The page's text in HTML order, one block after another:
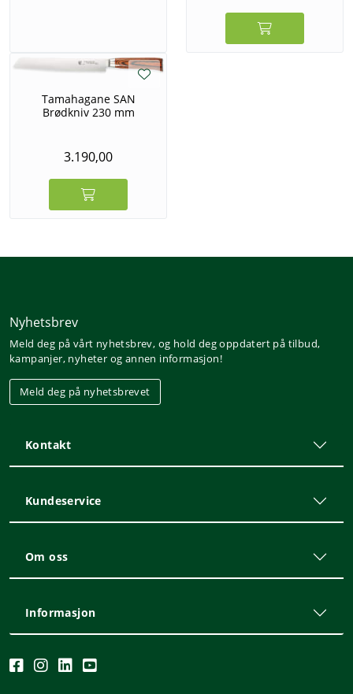
Tamahagane SAN
Brødkniv 230 mm
3.190,00
Nyhetsbrev
Meld deg på vårt nyhetsbrev, og hold deg oppdatert på tilbud,
kampanjer, nyheter og annen informasjon!
Meld deg på nyhetsbrevet
Kontakt
Kundeservice
Om oss
Informasjon